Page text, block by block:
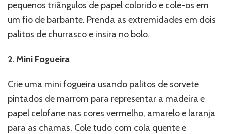
pequenos triângulos de papel colorido e cole-os em
um fio de barbante. Prenda as extremidades em dois
palitos de churrasco e insira no bolo.
2. Mini Fogueira
Crie uma mini fogueira usando palitos de sorvete
pintados de marrom para representar a madeira e
papel celofane nas cores vermelho, amarelo e laranja
para as chamas. Cole tudo com cola quente e